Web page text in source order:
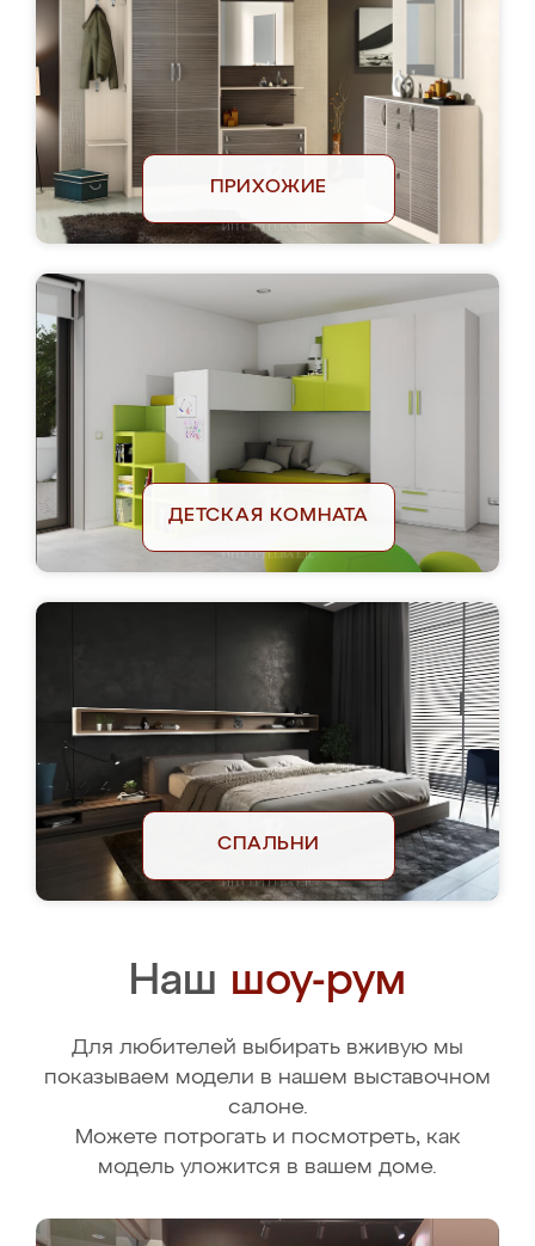
ПРИХОЖИЕ
ДЕТСКАЯ КОМНАТА
СПАЛЬНИ
Наш шоу-рум
Для любителей выбирать вживую мы
показываем модели в нашем выставочном
салоне.
Можете потрогать и посмотреть, как
модель уложится в вашем доме.